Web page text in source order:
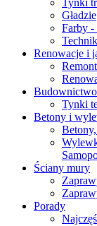
Tynki
Gładzie
Farby -
Renowacje i
Remont
Tynki
Betony i
Ściany mury
Porady